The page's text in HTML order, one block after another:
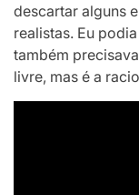
descartar alguns
realistas. Eu
também
livre, mas é a